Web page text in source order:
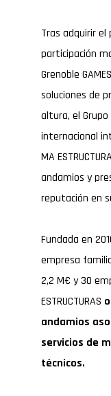
Tras adquirir el
participación
Grenoble
soluciones de
altura, el
internacional
MA
andamios y
reputación en
Fundada en
empresa
2,2 M€ y 30
ESTRUCTURAS
andamios
servicios de
técnicos.